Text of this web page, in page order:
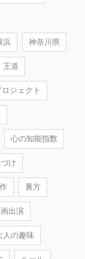
浜 神奈川県
王道
ジェクト
心の知能指数
け
裏方
出演
人の趣味